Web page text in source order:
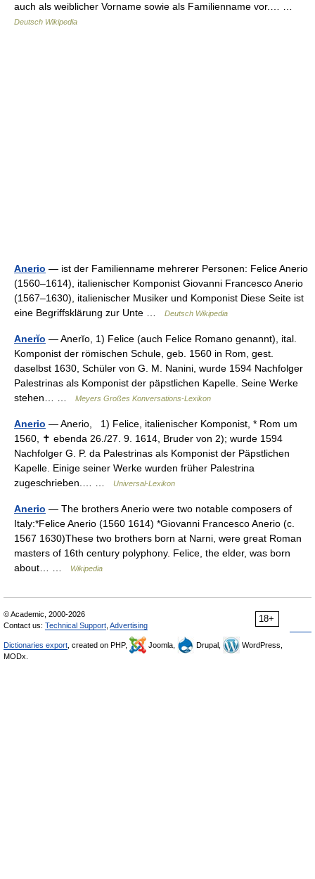
auch als weiblicher Vorname sowie als Familienname vor.… …
Deutsch Wikipedia
Anerio — ist der Familienname mehrerer Personen: Felice Anerio
(1560–1614), italienischer Komponist Giovanni Francesco Anerio
(1567–1630), italienischer Musiker und Komponist Diese Seite ist
eine Begriffsklärung zur Unte …
Deutsch Wikipedia
Anerĭo — Anerĭo, 1) Felice (auch Felice Romano genannt), ital.
Komponist der römischen Schule, geb. 1560 in Rom, gest.
daselbst 1630, Schüler von G. M. Nanini, wurde 1594 Nachfolger
Palestrinas als Komponist der päpstlichen Kapelle. Seine Werke
stehen… …
Meyers Großes Konversations-Lexikon
Anerio — Anerio, 1) Felice, italienischer Komponist, * Rom um
1560, ✝ ebenda 26./27. 9. 1614, Bruder von 2); wurde 1594
Nachfolger G. P. da Palestrinas als Komponist der Päpstlichen
Kapelle. Einige seiner Werke wurden früher Palestrina
zugeschrieben.… …
Universal-Lexikon
Anerio — The brothers Anerio were two notable composers of
Italy:*Felice Anerio (1560 1614) *Giovanni Francesco Anerio (c.
1567 1630)These two brothers born at Narni, were great Roman
masters of 16th century polyphony. Felice, the elder, was born
about… …
Wikipedia
18+
© Academic, 2000-2026
Contact us: Technical Support Advertising
Dictionaries export , created on PHP, Joomla, Drupal,
WordPress,
MODx.